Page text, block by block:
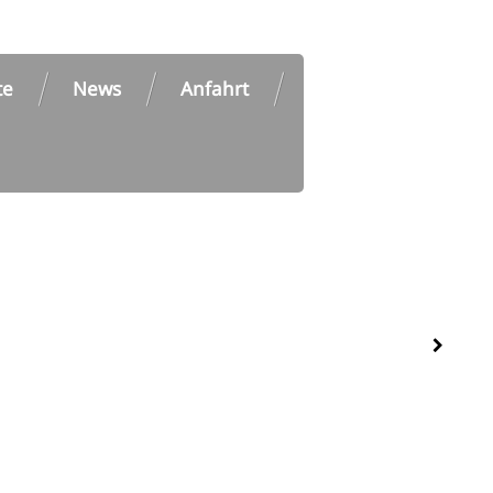
News Anfahrt